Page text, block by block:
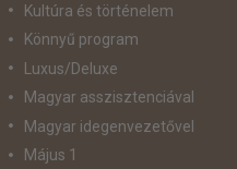
Kultúra és történelem
Könnyű program
Luxus/Deluxe
Magyar asszisztenciával
Magyar idegenvezetővel
Május 1